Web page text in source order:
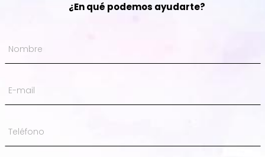
¿En qué podemos ayudarte?